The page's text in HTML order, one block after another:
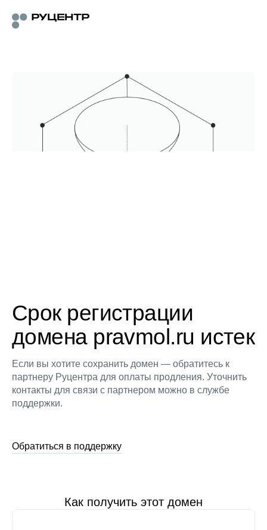
Срок регистрации
домена pravmol.ru истек
Если вы хотите сохранить домен — обратитесь к
партнеру Руцентра для оплаты продления. Уточнить
контакты для связи с партнером можно в службе
поддержки.
Обратиться в поддержку
Как получить этот домен